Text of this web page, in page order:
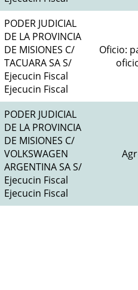
PODER JUDICIAL
DE LA PROVINCIA
DE MISIONES C/
TACUARA SA S/
Ejecucin Fiscal
Ejecucin Fiscal
Oficio:
PODER JUDICIAL
DE LA PROVINCIA
DE MISIONES C/
VOLKSWAGEN
ARGENTINA SA S/
Ejecucin Fiscal
Ejecucin Fiscal